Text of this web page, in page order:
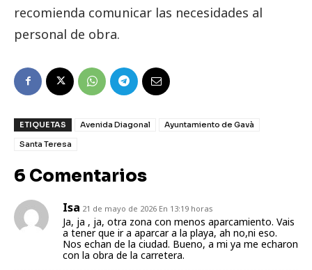
recomienda comunicar las necesidades al
personal de obra.
ETIQUETAS Avenida Diagonal
Ayuntamiento de Gavà
Santa Teresa
6 Comentarios
Isa 21 de mayo de 2026 En 13:19 horas
Ja, ja , ja, otra zona con menos aparcamiento. Vais
a tener que ir a aparcar a la playa, ah no,ni eso.
Nos echan de la ciudad. Bueno, a mi ya me echaron
con la obra de la carretera.